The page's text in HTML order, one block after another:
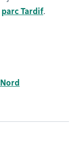
parc Tardif.